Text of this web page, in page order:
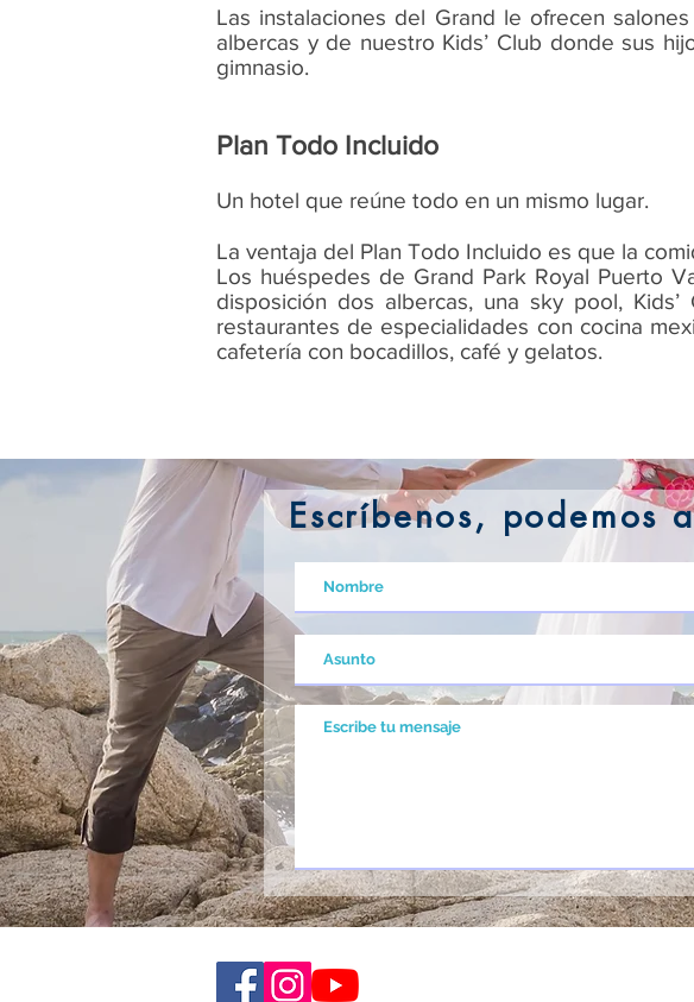
Las instalaciones del Grand le ofrecen
albercas y de nuestro Kids’ Club donde sus
gimnasio.
Plan Todo Incluido
Un hotel que reúne todo en un mismo lugar.
La ventaja del Plan Todo Incluido es que la
Los huéspedes de Grand Park Royal Puerto
disposición dos albercas, una sky pool,
restaurantes de especialidades con cocina
cafetería con bocadillos, café y gelatos.
Escríbenos, podemos